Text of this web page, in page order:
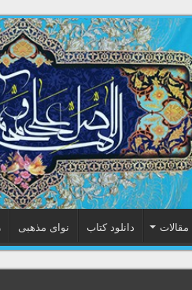
مقالات دانلود کتاب نوای مذهبی